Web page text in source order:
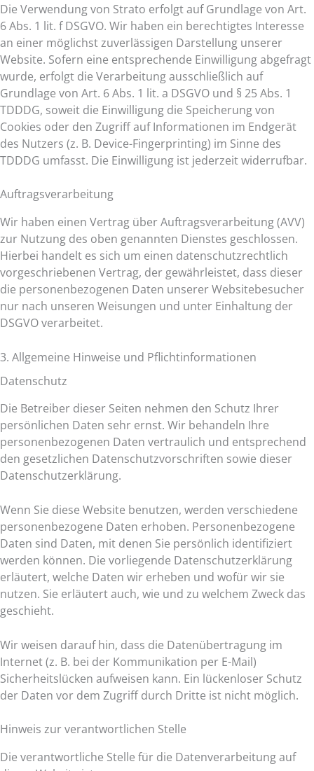
Die Verwendung von Strato erfolgt auf Grundlage von Art.
6 Abs. 1 lit. f DSGVO. Wir haben ein berechtigtes Interesse
an einer möglichst zuverlässigen Darstellung unserer
Website. Sofern eine entsprechende Einwilligung abgefragt
wurde, erfolgt die Verarbeitung ausschließlich auf
Grundlage von Art. 6 Abs. 1 lit. a DSGVO und § 25 Abs. 1
TDDDG, soweit die Einwilligung die Speicherung von
Cookies oder den Zugriff auf Informationen im Endgerät
des Nutzers (z. B. Device-Fingerprinting) im Sinne des
TDDDG umfasst. Die Einwilligung ist jederzeit widerrufbar.
Auftragsverarbeitung
Wir haben einen Vertrag über Auftragsverarbeitung (AVV)
zur Nutzung des oben genannten Dienstes geschlossen.
Hierbei handelt es sich um einen datenschutzrechtlich
vorgeschriebenen Vertrag, der gewährleistet, dass dieser
die personenbezogenen Daten unserer Websitebesucher
nur nach unseren Weisungen und unter Einhaltung der
DSGVO verarbeitet.
3. Allgemeine Hinweise und Pflicht­informationen
Datenschutz
Die Betreiber dieser Seiten nehmen den Schutz Ihrer
persönlichen Daten sehr ernst. Wir behandeln Ihre
personenbezogenen Daten vertraulich und entsprechend
den gesetzlichen Datenschutzvorschriften sowie dieser
Datenschutzerklärung.
Wenn Sie diese Website benutzen, werden verschiedene
personenbezogene Daten erhoben. Personenbezogene
Daten sind Daten, mit denen Sie persönlich identifiziert
werden können. Die vorliegende Datenschutzerklärung
erläutert, welche Daten wir erheben und wofür wir sie
nutzen. Sie erläutert auch, wie und zu welchem Zweck das
geschieht.
Wir weisen darauf hin, dass die Datenübertragung im
Internet (z. B. bei der Kommunikation per E-Mail)
Sicherheitslücken aufweisen kann. Ein lückenloser Schutz
der Daten vor dem Zugriff durch Dritte ist nicht möglich.
Hinweis zur verantwortlichen Stelle
Die verantwortliche Stelle für die Datenverarbeitung auf